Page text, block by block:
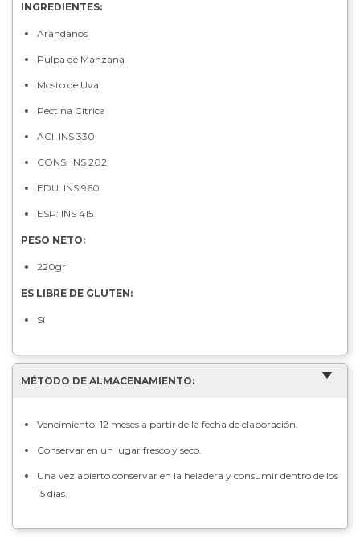
INGREDIENTES:
Arándanos
Pulpa de Manzana
Mosto de Uva
Pectina Cítrica
ACI: INS 330
CONS: INS 202
EDU: INS 960
ESP: INS 415.
PESO NETO:
220gr
ES LIBRE DE GLUTEN:
Sí
MÉTODO DE ALMACENAMIENTO:
Vencimiento: 12 meses a partir de la fecha de elaboración.
Conservar en un lugar fresco y seco.
Una vez abierto conservar en la heladera y consumir dentro de los
15 días.